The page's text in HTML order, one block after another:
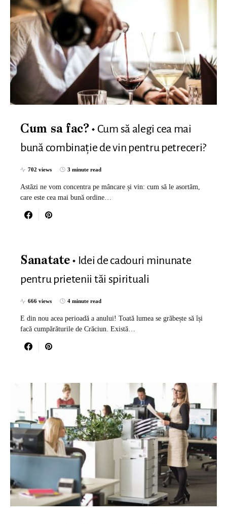
Cum sa fac?
Cum să alegi cea mai
bună combinație de vin pentru petreceri?
702 views 3 minute read
Astăzi ne vom concentra pe mâncare și vin: cum să le asortăm,
care este cea mai bună ordine…
Sanatate
Idei de cadouri minunate
pentru prietenii tăi spirituali
666 views 4 minute read
E din nou acea perioadă a anului! Toată lumea se grăbește să își
facă cumpărăturile de Crăciun. Există…